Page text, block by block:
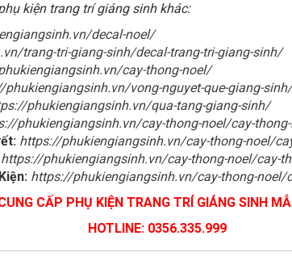
kiện trang trí giáng sinh khác:
decal-noel/
trang-tri-giang-sinh/decal-trang-tri-giang-sinh/
cay-thong-noel/
phukiengiangsinh.vn/vong-nguyet-que-giang-
phukiengiangsinh.vn/qua-tang-giang-sinh/
phukiengiangsinh.vn/cay-thong-noel/cay-
https://phukiengiangsinh.vn/cay-thong-noel/
https://phukiengiangsinh.vn/cay-thong-noel/cay-
https://phukiengiangsinh.vn/cay-thong-noel/
CẤP PHỤ KIỆN TRANG TRÍ GIÁNG SINH
HOTLINE: 0356.335.999